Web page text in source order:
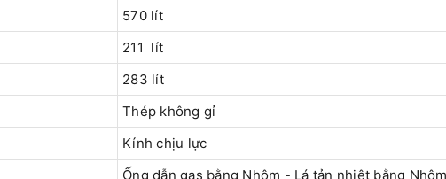
570 lít
211 lít
283 lít
Thép không gỉ
Kính chịu lực
Ống dẫn gas bằng Nhôm - Lá tản nhiệt bằng